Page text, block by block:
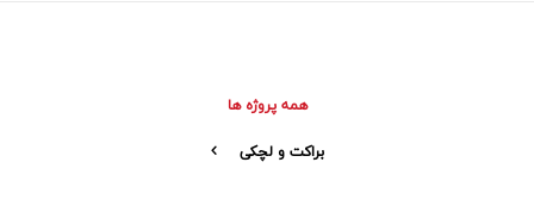
همه پروژه ها
براکت و لچکی